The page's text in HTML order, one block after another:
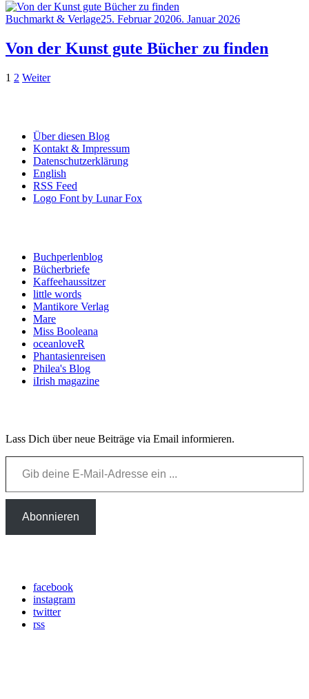
Category
Buchmarkt & VerlagePosted
25. Februar 20206. Januar 2026
Von der Kunst gute Bücher zu finden
Seitennummerierung
Page
1 Page
2 Weiter
Über diesen Blog
Kontakt & Impressum
Datenschutzerklärung
English
RSS Feed
Logo Font by Lunar Fox
Buchperlenblog
Bücherbriefe
Kaffeehaussitzer
little words
Mantikore Verlag
Mare
Miss Booleana
oceanloveR
Phantasienreisen
Philea's Blog
iIrish magazine
Lass Dich über neue Beiträge via Email informieren.
Gib deine E-Mail-Adresse ein ...
Abonnieren
facebook
instagram
twitter
rss